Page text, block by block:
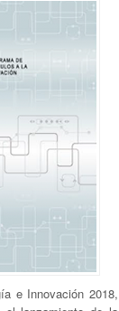
e Innovación 2018,